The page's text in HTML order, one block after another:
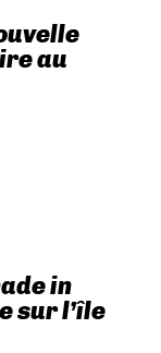
au
in
sur l’île